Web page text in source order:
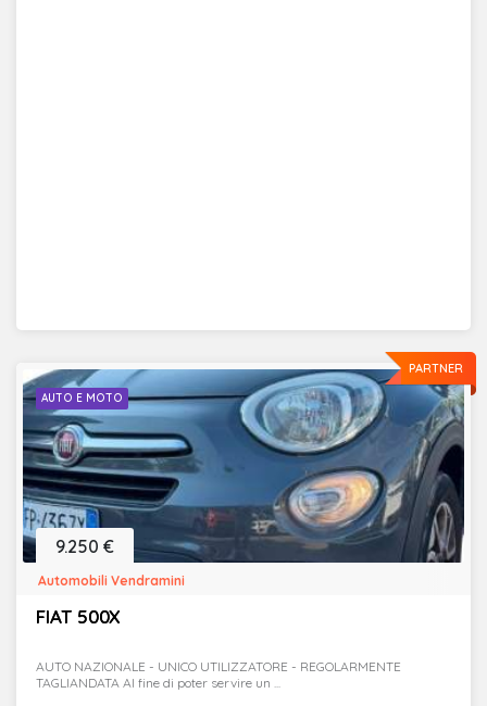
PARTNER
AUTO E MOTO
FIAT 500X
9.250 €
Automobili Vendramini
AUTO NAZIONALE - UNICO UTILIZZATORE - REGOLARMENTE
TAGLIANDATA Al fine di poter servire un ...